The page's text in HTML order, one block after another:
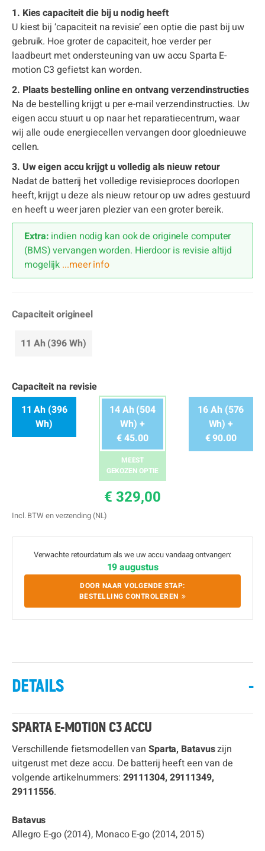
1. Kies capaciteit die bij u nodig heeft
U kiest bij ‘capaciteit na revisie’ een optie die past bij uw
gebruik. Hoe groter de capaciteit, hoe verder per
laadbeurt met ondersteuning van uw accu Sparta E-
motion C3 gefietst kan worden.
2. Plaats bestelling online en ontvang verzendinstructies
Na de bestelling krijgt u per e-mail verzendinstructies. Uw
eigen accu stuurt u op naar het reparatiecentrum, waar
wij alle oude energiecellen vervangen door gloednieuwe
cellen.
3. Uw eigen accu krijgt u volledig als nieuw retour
Nadat de batterij het volledige revisieproces doorlopen
heeft, krijgt u deze als nieuw retour op uw adres gestuurd
en heeft u weer jaren plezier van een groter bereik.
Extra: indien nodig kan ook de originele computer
(BMS) vervangen worden. Hierdoor is revisie altijd
mogelijk ...meer info
Capaciteit origineel
11 Ah (396 Wh)
Capaciteit na revisie
11 Ah (396
Wh)
14 Ah (504
Wh) +
€ 45.00
MEEST
GEKOZEN OPTIE
16 Ah (576
Wh) +
€ 90.00
€ 329,00
Incl. BTW en verzending (NL)
Verwachte retourdatum als we uw accu vandaag ontvangen:
19 augustus
DOOR NAAR VOLGENDE STAP:
BESTELLING CONTROLEREN
DETAILS -
SPARTA E-MOTION C3 ACCU
Verschillende fietsmodellen van Sparta, Batavuszijn
uitgerust met deze accu. De batterij heeft een van de
volgende artikelnummers: 29111304, 29111349,
29111556.
Batavus
Allegro E-go (2014), Monaco E-go (2014, 2015)